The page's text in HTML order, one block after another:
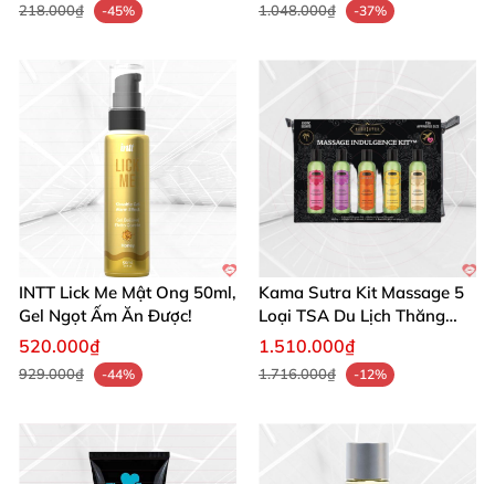
218.000₫ -45% 1.048.000₫ -37%
INTT Lick Me Mật Ong 50ml,
Gel Ngọt Ấm Ăn Được!
520.000₫
929.000₫ -44%
Kama Sutra Kit Massage 5
Loại TSA Du Lịch Thăng
Hoa
1.510.000₫
1.716.000₫ -12%